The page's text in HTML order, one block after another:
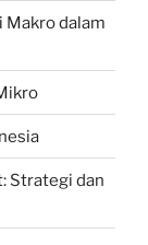
Makro dalam
Strategi dan